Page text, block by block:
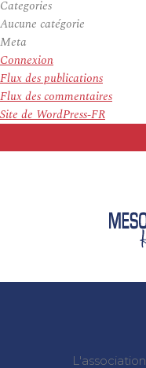
Categories
Aucune catégorie
Meta
Connexion
Flux des publications
Flux des commentaires
Site de WordPress-FR
L'association